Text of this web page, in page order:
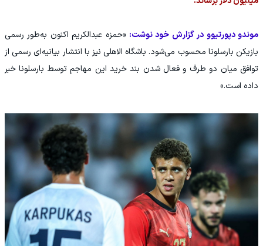
موندو دپورتیوو در گزارش خود نوشت: «حمزه عبدالكريم اکنون به‌طور رسمی
بازیکن بارسلونا محسوب می‌شود. باشگاه الاهلی نیز با انتشار بیانیه‌ای رسمی از
توافق میان دو طرف و فعال شدن بند خرید این مهاجم توسط بارسلونا خبر
داده است.»